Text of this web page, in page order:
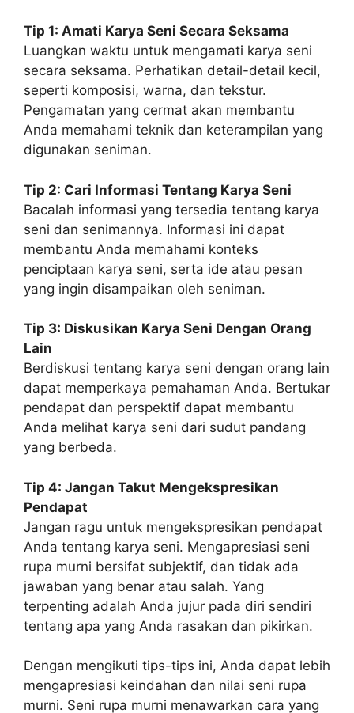
Tip 1: Amati Karya Seni Secara Seksama
Luangkan waktu untuk mengamati karya seni
secara seksama. Perhatikan detail-detail kecil,
seperti komposisi, warna, dan tekstur.
Pengamatan yang cermat akan membantu
Anda memahami teknik dan keterampilan yang
digunakan seniman.
Tip 2: Cari Informasi Tentang Karya Seni
Bacalah informasi yang tersedia tentang karya
seni dan senimannya. Informasi ini dapat
membantu Anda memahami konteks
penciptaan karya seni, serta ide atau pesan
yang ingin disampaikan oleh seniman.
Tip 3: Diskusikan Karya Seni Dengan Orang
Lain
Berdiskusi tentang karya seni dengan orang lain
dapat memperkaya pemahaman Anda. Bertukar
pendapat dan perspektif dapat membantu
Anda melihat karya seni dari sudut pandang
yang berbeda.
Tip 4: Jangan Takut Mengekspresikan
Pendapat
Jangan ragu untuk mengekspresikan pendapat
Anda tentang karya seni. Mengapresiasi seni
rupa murni bersifat subjektif, dan tidak ada
jawaban yang benar atau salah. Yang
terpenting adalah Anda jujur pada diri sendiri
tentang apa yang Anda rasakan dan pikirkan.
Dengan mengikuti tips-tips ini, Anda dapat lebih
mengapresiasi keindahan dan nilai seni rupa
murni. Seni rupa murni menawarkan cara yang